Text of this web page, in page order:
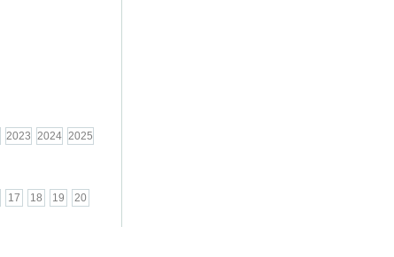
2023 2024 2025
17 18 19
20